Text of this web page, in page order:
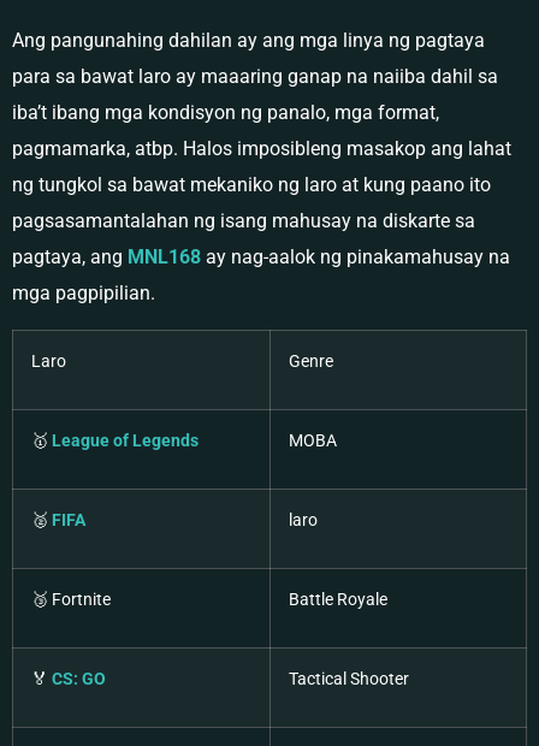
Ang pangunahing dahilan ay ang mga linya ng pagtaya
para sa bawat laro ay maaaring ganap na naiiba dahil sa
iba’t ibang mga kondisyon ng panalo, mga format,
pagmamarka, atbp. Halos imposibleng masakop ang lahat
ng tungkol sa bawat mekaniko ng laro at kung paano ito
pagsasamantalahan ng isang mahusay na diskarte sa
pagtaya, ang MNL168 ay nag-aalok ng pinakamahusay na
mga pagpipilian.
Laro Genre
🥇 League of Legends MOBA
🥈 FIFA laro
🥉 Fortnite Battle Royale
🏅 CS: GO Tactical Shooter